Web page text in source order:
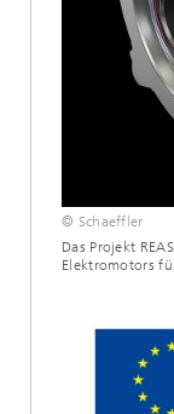
© Schaeffler
Das Projekt
Elektromotors